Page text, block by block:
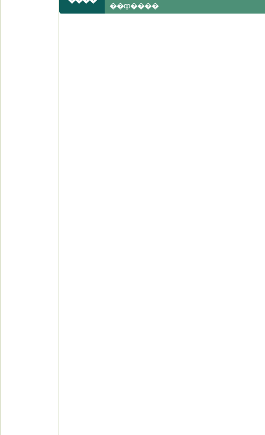
��ȹ����